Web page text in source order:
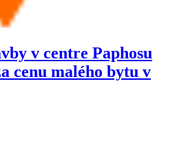
v centre Paphosu
cenu malého bytu v